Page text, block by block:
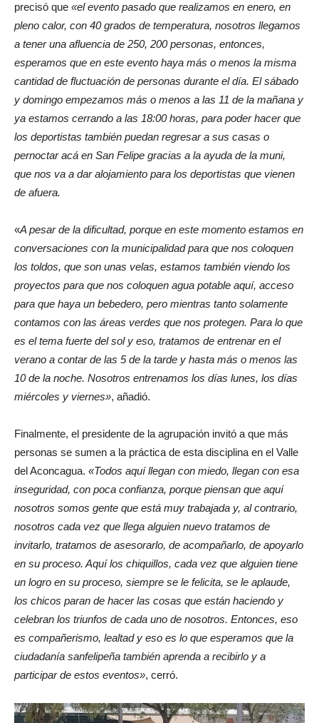
precisó que «el evento pasado que realizamos en enero, en
pleno calor, con 40 grados de temperatura, nosotros llegamos
a tener una afluencia de 250, 200 personas, entonces,
esperamos que en este evento haya más o menos la misma
cantidad de fluctuación de personas durante el día. El sábado
y domingo empezamos más o menos a las 11 de la mañana y
ya estamos cerrando a las 18:00 horas, para poder hacer que
los deportistas también puedan regresar a sus casas o
pernoctar acá en San Felipe gracias a la ayuda de la muni,
que nos va a dar alojamiento para los deportistas que vienen
de afuera.
«A pesar de la dificultad, porque en este momento estamos en
conversaciones con la municipalidad para que nos coloquen
los toldos, que son unas velas, estamos también viendo los
proyectos para que nos coloquen agua potable aquí, acceso
para que haya un bebedero, pero mientras tanto solamente
contamos con las áreas verdes que nos protegen. Para lo que
es el tema fuerte del sol y eso, tratamos de entrenar en el
verano a contar de las 5 de la tarde y hasta más o menos las
10 de la noche. Nosotros entrenamos los días lunes, los días
miércoles y viernes», añadió.
Finalmente, el presidente de la agrupación invitó a que más
personas se sumen a la práctica de esta disciplina en el Valle
del Aconcagua. «Todos aquí llegan con miedo, llegan con esa
inseguridad, con poca confianza, porque piensan que aquí
nosotros somos gente que está muy trabajada y, al contrario,
nosotros cada vez que llega alguien nuevo tratamos de
invitarlo, tratamos de asesorarlo, de acompañarlo, de apoyarlo
en su proceso. Aquí los chiquillos, cada vez que alguien tiene
un logro en su proceso, siempre se le felicita, se le aplaude,
los chicos paran de hacer las cosas que están haciendo y
celebran los triunfos de cada uno de nosotros. Entonces, eso
es compañerismo, lealtad y eso es lo que esperamos que la
ciudadanía sanfelipeña también aprenda a recibirlo y a
participar de estos eventos», cerró.